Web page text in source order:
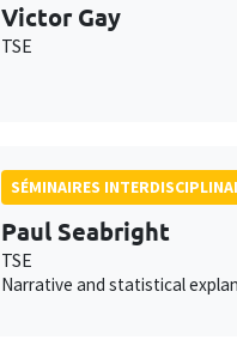
Victor Gay
TSE
SÉMINAIRES
Paul Seabright
TSE
Narrative and statistical